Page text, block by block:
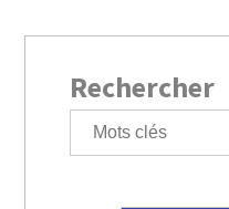
Rechercher